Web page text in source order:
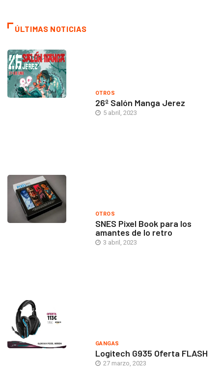
ÚLTIMAS NOTICIAS
OTROS
26º Salón Manga Jerez
5 abril, 2023
OTROS
SNES Pixel Book para los
amantes de lo retro
3 abril, 2023
GANGAS
Logitech G935 Oferta FLASH
27 marzo, 2023